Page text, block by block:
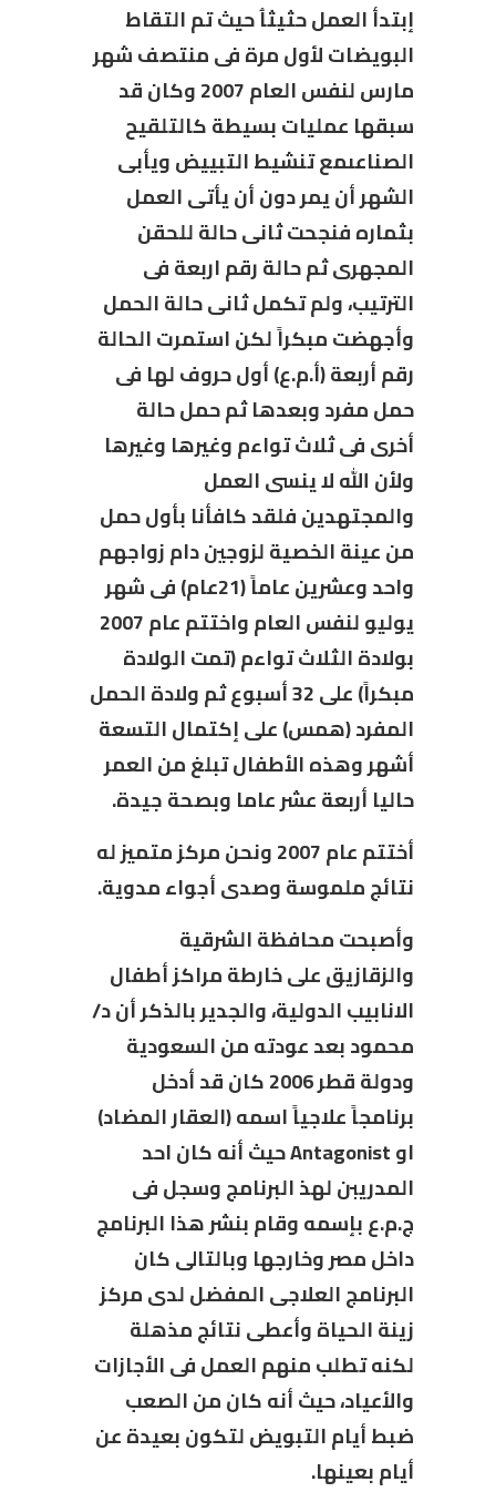
إبتدأ العمل حثيثاُ حيث تم التقاط
البويضات لأول مرة فى منتصف شهر
مارس لنفس العام 2007 وكان قد
سبقها عمليات بسيطة كالتلقيح
الصناعىمع تنشيط التبييض ويأبى
الشهر أن يمر دون أن يأتى العمل
بثماره فنجحت ثانى حالة للحقن
المجهرى ثم حالة رقم اربعة فى
الترتيب، ولم تكمل ثانى حالة الحمل
وأجهضت مبكراً لكن استمرت الحالة
رقم أربعة (أ.م.ع) أول حروف لها فى
حمل مفرد وبعدها ثم حمل حالة
أخرى فى ثلاث تواءم وغيرها وغيرها
ولأن الله لا ينسى العمل
والمجتهدين فلقد كافأنا بأول حمل
من عينة الخصية لزوجين دام زواجهم
واحد وعشرين عاماً (21عام) فى شهر
يوليو لنفس العام واختتم عام 2007
بولادة الثلاث تواءم (تمت الولادة
مبكراً) على 32 أسبوع ثم ولادة الحمل
المفرد (همس) على إكتمال التسعة
أشهر وهذه الأطفال تبلغ من العمر
حاليا أربعة عشر عاما وبصحة جيدة.
أختتم عام 2007 ونحن مركز متميز له
نتائج ملموسة وصدى أجواء مدوية.
وأصبحت محافظة الشرقية
والزقازيق على خارطة مراكز أطفال
الانابيب الدولية، والجدير بالذكر أن د/
محمود بعد عودته من السعودية
ودولة قطر 2006 كان قد أدخل
برنامجاً علاجياً اسمه (العقار المضاد)
اوAntagonistحيث أنه كان احد
المدريبن لهذ البرنامج وسجل فى
ج.م.ع بإسمه وقام بنشر هذا البرنامج
داخل مصر وخارجها وبالتالى كان
البرنامج العلاجى المفضل لدى مركز
زينة الحياة وأعطى نتائج مذهلة
لكنه تطلب منهم العمل فى الأجازات
والأعياد، حيث أنه كان من الصعب
ضبط أيام التبويض لتكون بعيدة عن
أيام بعينها.